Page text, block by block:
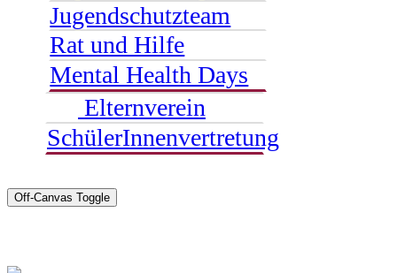
Jugendschutzteam
Rat und Hilfe
Mental Health Days
Elternverein
SchülerInnenvertretung
Off-Canvas Toggle